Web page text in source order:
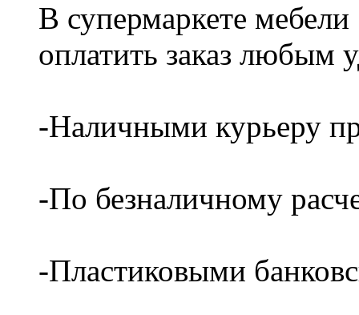
В супермаркете
оплатить заказ любым
-Наличными курьеру
-По безналичному
-Пластиковыми